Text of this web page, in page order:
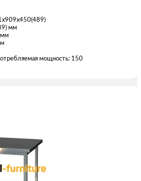
мм
мм
мощность: 150